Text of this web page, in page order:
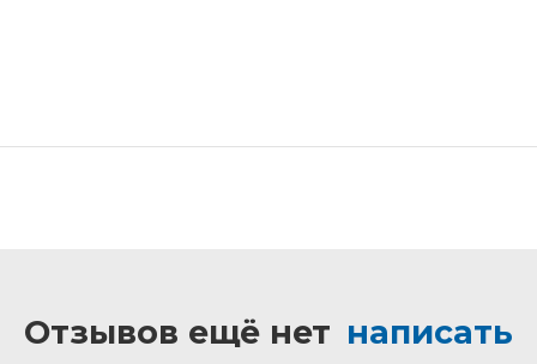
Отзывов ещё нет написать